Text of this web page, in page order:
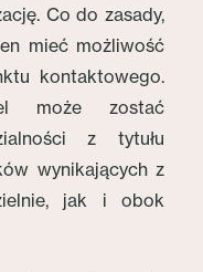
Co do zasady,
mieć możliwość
kontaktowego.
może zostać
z tytułu
wynikających z
jak i obok